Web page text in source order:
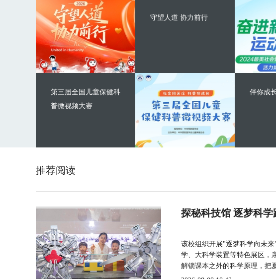
守望人道 协力前行
第三届全国儿童保健科
普微视频大赛
伴你成
推荐阅读
探秘科技馆 逐梦科学
该校组织开展"逐梦科学向未
学、大科学装置等特色展区，
解锁课本之外的科学原理，把